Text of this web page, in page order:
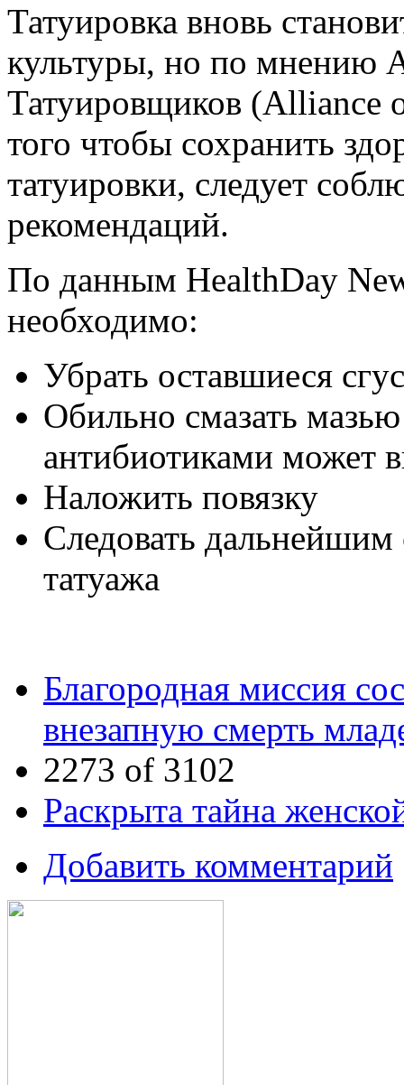
Татуировка вновь
культуры, но по мнению
Татуировщиков (Alliance
того чтобы сохранить
татуировки, следует
рекомендаций.
По данным HealthDay
необходимо:
Убрать оставшиеся
Обильно смазать
антибиотиками может
Наложить повязку
Следовать дальнейшим
татуажа
Благородная миссия
внезапную смерть
2273 of 3102
Раскрыта тайна
Добавить комментарий